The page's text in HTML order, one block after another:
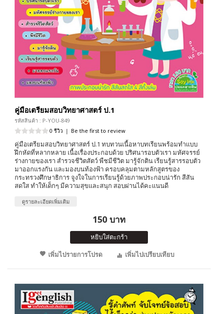
คู่มือเตรียมสอบวิทยาศาสตร์ ป.1
รหัสสินค้า : P-YOU-849
0 รีวิว | Be the first to review
คู่มือเตรียมสอบวิทยาศาสตร์ ป.1 ทบทวนเนื้อหาบทเรียนพร้อมทำแบบ
ฝึกหัดที่หลากหลาย เนื้อเรื่องประกอบด้วย ปริศนารอบตัวเรา มหัศจรรย์
ร่างกายของเรา สำรวจชีวิตสัตว์ พืชมีชีวิต มารู้จักติน เรียนรู้สารรอบตัว
มาออกแรงกัน และมองบนท้องฟ้า ครอบคลุมตามหลักสูตรของ
กระทรวงศึกษาธิการ จูงใจในการเรียนรู้ด้วยภาพประกอบน่ารัก สีสัน
สดใส ทำให้เด็กๆ มีความสุขและสนุก สอบผ่านได้คะแนนดี
ดูรายละเอียดเพิ่มเติม
150 บาท
หยิบใส่ตะกร้า
เพิ่มไปรายการโปรด
เพิ่มไปเปรียบเทียบ